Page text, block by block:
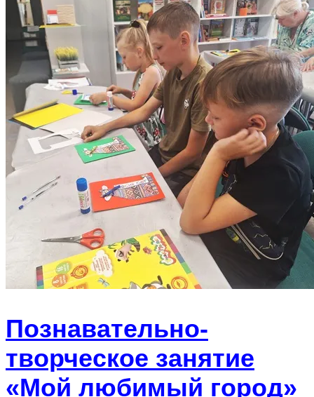
Познавательно-
творческое занятие
«Мой любимый город»